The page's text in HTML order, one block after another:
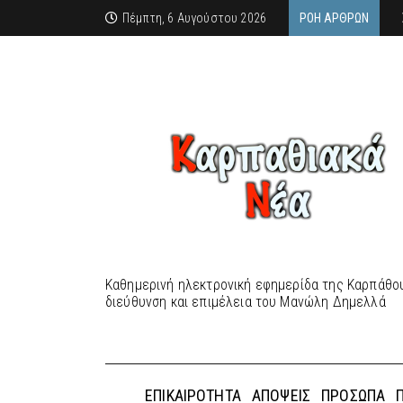
Πέμπτη, 6 Αυγούστου 2026 ΡΟΉ ΆΡΘΡΩΝ
Καθημερινή ηλεκτρονική εφημερίδα της
διεύθυνση και επιμέλεια του Μανώλη Δημελλά
ΕΠΙΚΑΙΡΌΤΗΤΑ ΑΠΌΨΕΙΣ ΠΡΌΣΩΠΑ